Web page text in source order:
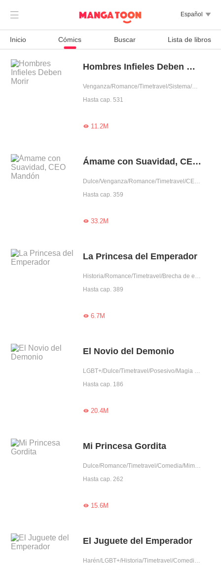
 Español 
Inicio Cómics Buscar Lista de libros
Hombres Infieles Deben Morir
Venganza/Romance/Timetravel/Sistema/Mujer poderosa
Hasta cap. 531
11.2M
Ámame con Suavidad, CEO Mandón
Dulce/Venganza/Romance/Timetravel/CEO/Renacimiento/Uno VS Varios/Mimo exclusivo/Fiel
Hasta cap. 359
33.2M
La Princesa del Emperador
Historia/Romance/Timetravel/Brecha de edad/Intrigante/Adorable/Princesa/Magia/Época
Hasta cap. 389
6.7M
El Novio del Demonio
LGBT+/Dulce/Timetravel/Posesivo/Magia y demonio
Hasta cap. 186
20.4M
Mi Princesa Gordita
Dulce/Romance/Timetravel/Comedia/Mimo exclusivo/Mujer poderosa/Adorable/Príncipe/Grandes Curvas
Hasta cap. 262
15.6M
El Juguete del Emperador
Harén/LGBT+/Historia/Timetravel/Comedia/Príncipe